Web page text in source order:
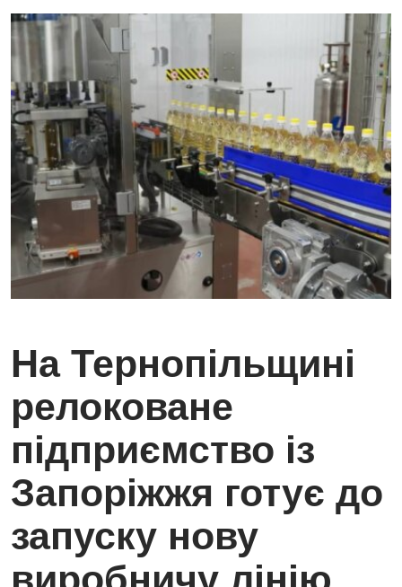
На Тернопільщині
релоковане
підприємство із
Запоріжжя готує до
запуску нову